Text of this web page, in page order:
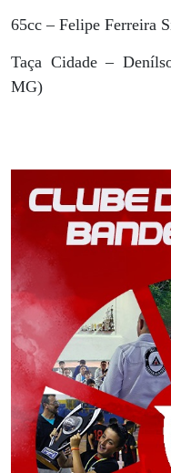
65cc – Felipe Ferreira
Taça Cidade –
MG)